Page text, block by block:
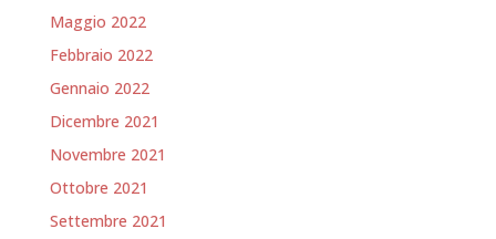
Maggio 2022
Febbraio 2022
Gennaio 2022
Dicembre 2021
Novembre 2021
Ottobre 2021
Settembre 2021